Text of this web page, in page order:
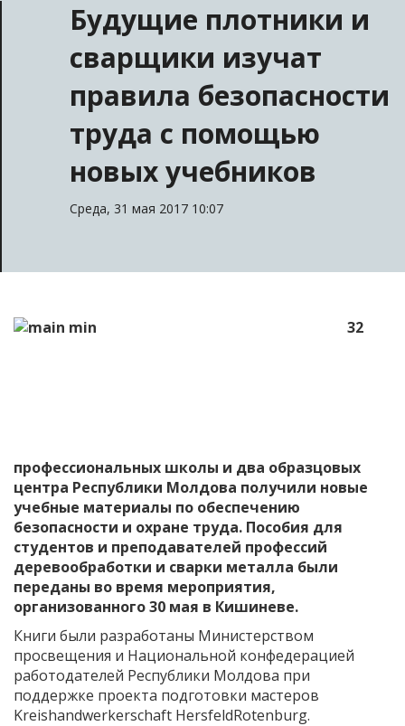
Будущие плотники и
сварщики изучат
правила безопасности
труда с помощью
новых учебников
Среда, 31 мая 2017 10:07
32
профессиональных школы и два образцовых
центра Республики Молдова получили новые
учебные материалы по обеспечению
безопасности и охране труда. Пособия для
студентов и преподавателей профессий
деревообработки и сварки металла были
переданы во время мероприятия,
организованного 30 мая в Кишиневе.
Книги были разработаны Министерством
просвещения и Национальной конфедерацией
работодателей Республики Молдова при
поддержке проекта подготовки мастеров
Kreishandwerkerschaft HersfeldRotenburg.